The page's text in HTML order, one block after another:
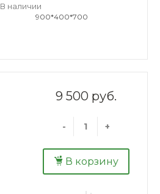
В наличии
900*400*700
9 500 руб.
- +
В корзину